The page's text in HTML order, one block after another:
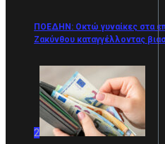
ΠΟΕΔΗΝ: Οκτώ γυναίκες στα
Ζακύνθου καταγγέλλοντας
2